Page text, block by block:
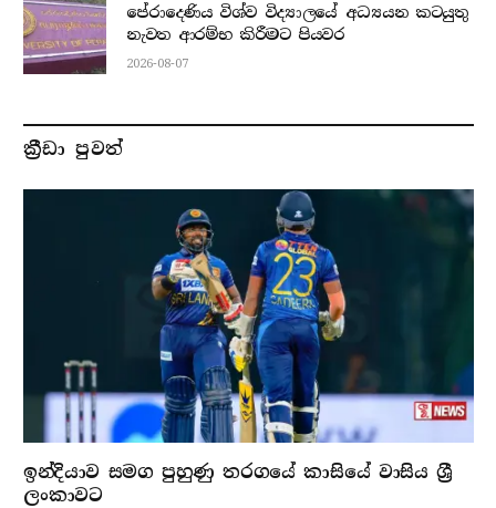
පේරාදෙණිය විශ්ව විද්‍යාලයේ අධ්‍යයන කටයුතු
නැවත ආරම්භ කිරීමට පියවර
2026-08-07
ක්‍රීඩා පුවත්
ඉන්දියාව සමග පුහුණු තරගයේ කාසියේ වාසිය ශ්‍රී
ලංකාවට